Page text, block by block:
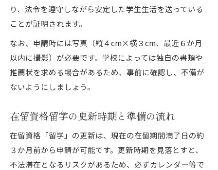
り、法令を遵守しながら安定した学生生活を送っている
ことが証明されます。
なお、申請時には写真（縦４cm×横３cm、最近６か月
以内に撮影）が必要です。学校によっては独自の書類や
推薦状を求める場合があるため、事前に確認し、不備が
ないようにしましょう。
在留資格留学の更新時期と準備の流れ
在留資格「留学」の更新は、現在の在留期間満了日の約
３か月前から申請が可能です。更新時期を見落とすと、
不法滞在となるリスクがあるため、必ずカレンダー等で